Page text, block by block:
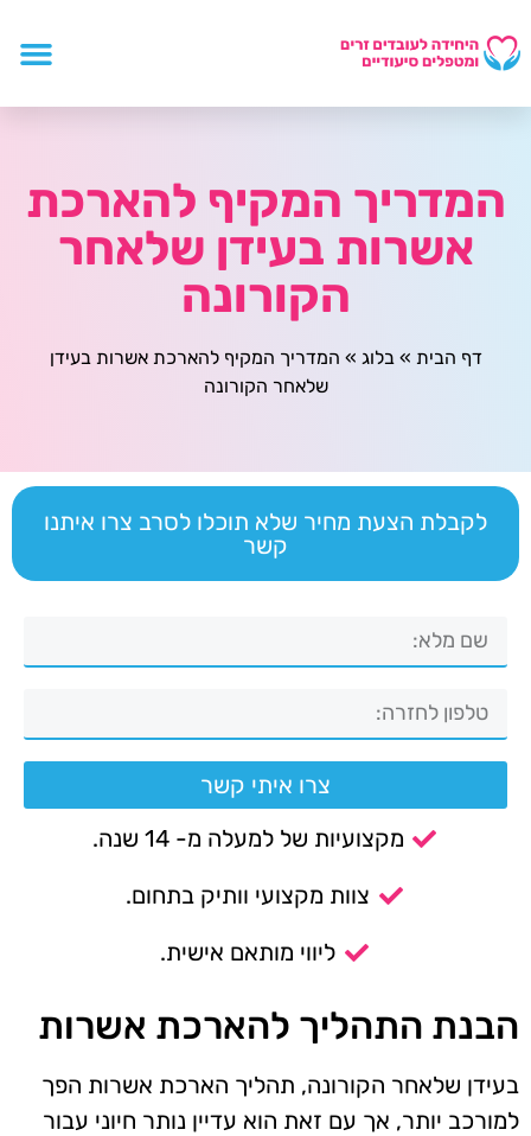
המדריך המקיף להארכת
אשרות בעידן שלאחר
הקורונה
דף הבית »בלוג » המדריך המקיף להארכת אשרות בעידן
שלאחר הקורונה
לקבלת הצעת מחיר שלא תוכלו לסרב צרו איתנו
קשר
צרו איתי קשר
מקצועיות של למעלה מ- 14 שנה.
צוות מקצועי וותיק בתחום.
ליווי מותאם אישית.
הבנת התהליך להארכת אשרות
בעידן שלאחר הקורונה, תהליך הארכת אשרות הפך
למורכב יותר, אך עם זאת הוא עדיין נותר חיוני עבור